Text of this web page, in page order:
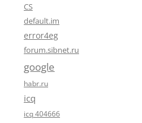
CS
default.im
error4eg
forum.sibnet.ru
google
habr.ru
icq
icq 404666